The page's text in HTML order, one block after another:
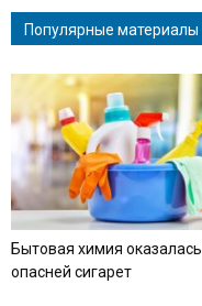
Популярные материалы
Бытовая химия оказалась
опасней сигарет